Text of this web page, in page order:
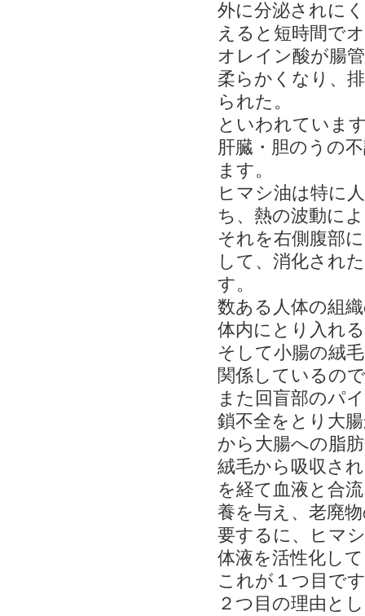
外に分泌されに
えると短時間で
オレイン酸が腸
柔らかくなり、
られた。
といわれていま
肝臓・胆のうの
ます。
ヒマシ油は特に
ち、熱の波動に
それを右側腹部
して、消化され
す。
数ある人体の組
体内にとり入れ
そして小腸の絨
関係しているの
また回盲部のパ
鎖不全をとり大
から大腸への脂
絨毛から吸収さ
を経て血液と合
養を与え、老廃
要するに、ヒマ
体液を活性化し
これが１つ目で
２つ目の理由と